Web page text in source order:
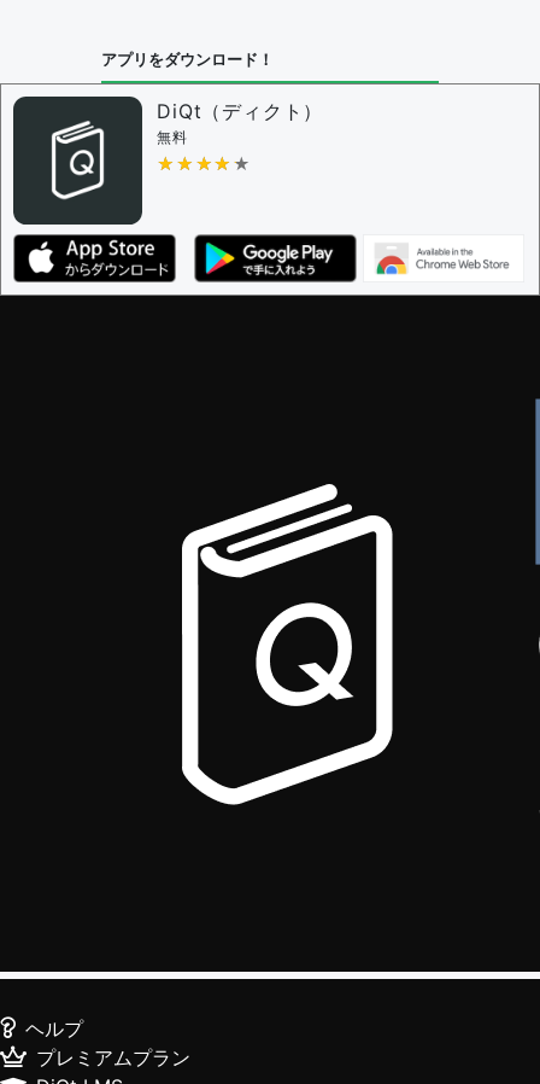
アプリをダウンロード！
DiQt（ディクト）
無料
★★★★★
★★★★★
ヘルプ
プレミアムプラン